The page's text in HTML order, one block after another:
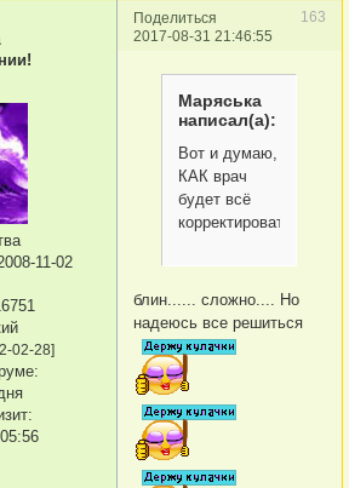
Поделиться
163
2017-08-31 21:46:55
11-02
02-28]
Маряська
написал(а):
Вот и думаю,
КАК врач
будет всё
корректировать?!
блин...... сложно.... Но
надеюсь все решиться